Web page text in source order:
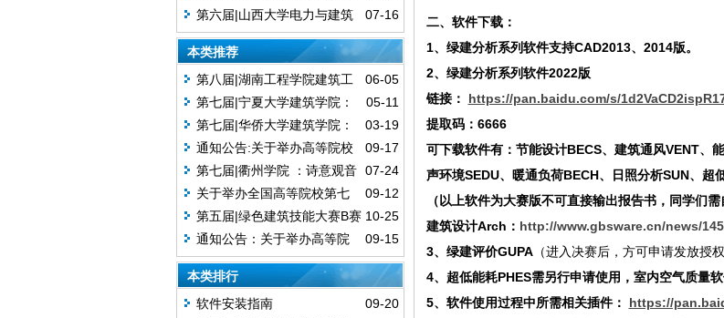
二、软件下载：
1、绿建分析系列软件支持CAD2013、 2014版。
2、绿建分析系列软件2022版
链接：
https://pan.baidu.com/s/
提取码： 6666
可下载软件有：节能设计BECS、建筑通风VENT、
声环境SEDU、暖通负荷BECH、日照分析SUN、超
（以上软件为大赛版不可直接输出报告书，同学们需
建筑设计Arch： http://www.gbsware.cn/news/
3、绿建评价GUPA（进入决赛后，方可申请发放授权
4、超低能耗PHES需另行申请使用，室内空气质量
5、软件使用过程中所需相关插件： https://
知
与艺术设计学院：川·然居—低碳背
景下五当召乡村建筑绿色改造与运
维（B赛道获奖作品）
07-16
第六届|山西大学电力与建筑
学院：窑影山川，节能盈家（B赛道
优秀作品）
本类推荐
06-05
第八届|湖南工程学院建筑工
程学院：绿建焕能—基于多能协调
的教学建筑低碳重塑
05-11
第七届|宁夏大学建筑学院：
陶复陶穴，青山窑塑——传统智慧
与绿色生态融合的游客接待中心设
计（A赛道获奖作品）
03-19
第七届|华侨大学建筑学院：
回转绿廊——基于碳中和目标下的
幼儿园设计（A赛道获奖作品）
09-17
通知公告:关于举办高等院校
第八届绿色建筑技能与创意大赛
（公益）的通知
07-24
第七届|衢州学院 ：诗意观音
桥，茗竹创意谷 — 乡村工业厂房低
碳改造设计（A赛道获奖作品）
09-12
关于举办全国高等院校第七
届绿色建筑技能（公益）大赛的通
知
10-25
第五届|绿色建筑技能大赛B赛
道获奖作品：城市酒店#绿意盎然
（南昌大学工程建设学院)
09-15
通知公告：关于举办高等院
校“第六届绿色建筑技能大赛”的通知
本类排行
09-20
软件安装指南